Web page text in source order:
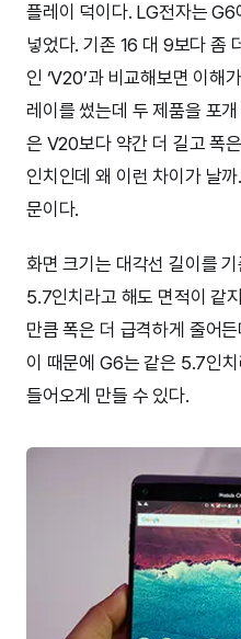
플레이 덕이다. LG전자는
넣었다. 기존 16 대 9보다 좀
인 ‘V20’과 비교해보면 이해
레이를 썼는데 두 제품을 포
은 V20보다 약간 더 길고 폭
인치인데 왜 이런 차이가 날
문이다.
화면 크기는 대각선 길이를
5.7인치라고 해도 면적이 같
만큼 폭은 더 급격하게 줄어
이 때문에 G6는 같은 5.7인
들어오게 만들 수 있다.